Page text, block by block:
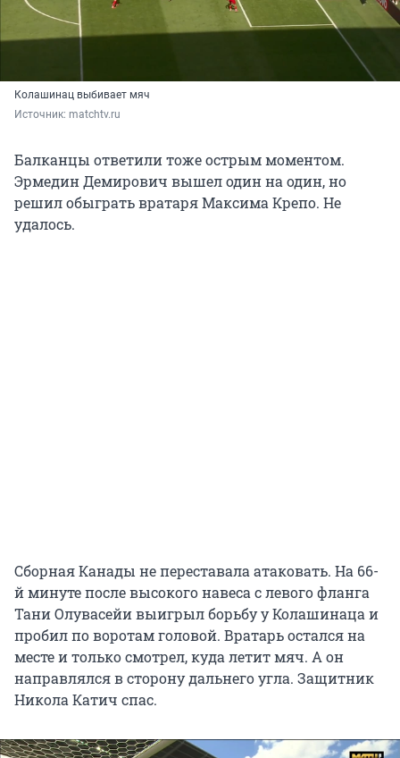
Колашинац выбивает мяч
Источник: matchtv.ru
Балканцы ответили тоже острым моментом.
Эрмедин Демирович вышел один на один, но
решил обыграть вратаря Максима Крепо. Не
удалось.
Сборная Канады не переставала атаковать. На 66-
й минуте после высокого навеса с левого фланга
Тани Олувасейи выигрыл борьбу у Колашинаца и
пробил по воротам головой. Вратарь остался на
месте и только смотрел, куда летит мяч. А он
направлялся в сторону дальнего угла. Защитник
Никола Катич спас.